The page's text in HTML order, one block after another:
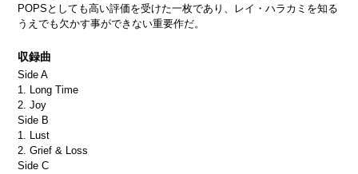
POPSとしても高い評価を受けた一枚であり、レイ・ハラカミを知る
うえでも欠かす事ができない重要作だ。
収録曲
Side A
1. Long Time
2. Joy
Side B
1. Lust
2. Grief & Loss
Side C